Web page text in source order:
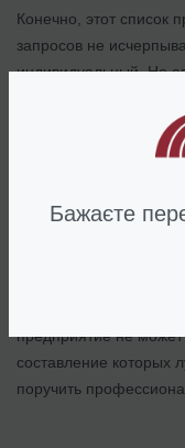
Конечно, этот список
запросов не
индивидуальный. Но
В конце концов,
и отмалчиваться тоже
возможна не только
реальная проверка.
на незаконные и/или
на них ответов,
предприятие не
составление которых
поручить
Бажаєте